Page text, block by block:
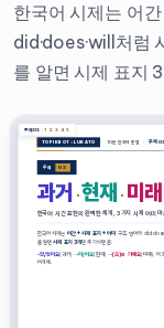
한국어 시제는 어
did·does·will처럼
를 알면 시제 표지